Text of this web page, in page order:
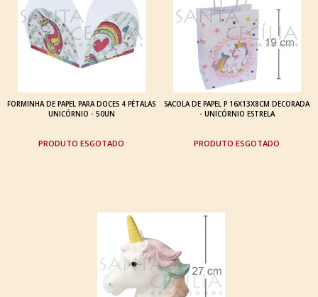
FORMINHA DE PAPEL PARA DOCES 4 PÉTALAS
UNICÓRNIO - 50UN
ESGOTADO
SACOLA DE PAPEL P 16X13X8CM DECORADA
- UNICÓRNIO ESTRELA
ESGOTADO